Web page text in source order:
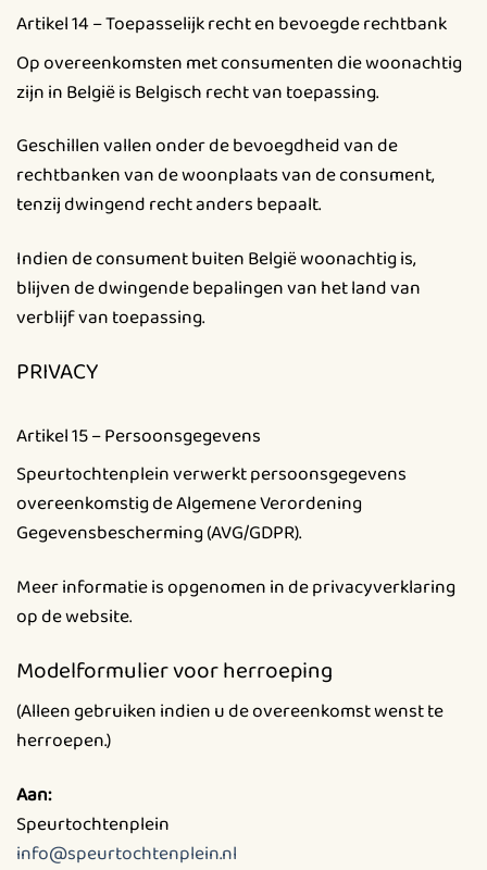
Artikel 14 – Toepasselijk recht en bevoegde rechtbank
Op overeenkomsten met consumenten die woonachtig
zijn in België is Belgisch recht van toepassing.
Geschillen vallen onder de bevoegdheid van de
rechtbanken van de woonplaats van de consument,
tenzij dwingend recht anders bepaalt.
Indien de consument buiten België woonachtig is,
blijven de dwingende bepalingen van het land van
verblijf van toepassing.
PRIVACY
Artikel 15 – Persoonsgegevens
Speurtochtenplein verwerkt persoonsgegevens
overeenkomstig de Algemene Verordening
Gegevensbescherming (AVG/GDPR).
Meer informatie is opgenomen in de privacyverklaring
op de website.
Modelformulier voor herroeping
(Alleen gebruiken indien u de overeenkomst wenst te
herroepen.)
Aan:
Speurtochtenplein
info@speurtochtenplein.nl